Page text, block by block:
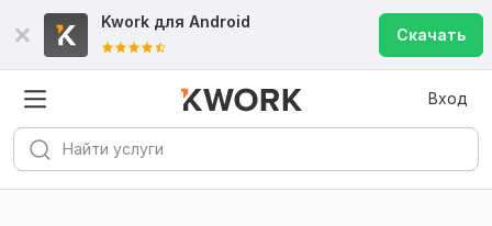
Kwork для Android
Скачать
Вход